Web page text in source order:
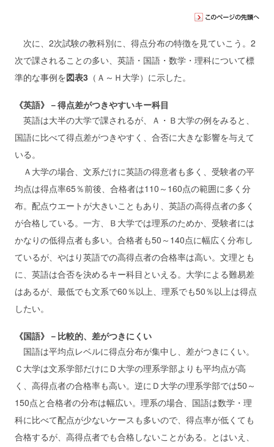
次に、2次試験の教科別に、得点分布の特徴を見ていこう。2
次で課されることの多い、英語・国語・数学・理科について標
準的な事例を図表3 （Ａ～Ｈ大学）に示した。
《英語》－得点差がつきやすいキー科目
英語は大半の大学で課されるが、Ａ・Ｂ大学の例をみると、
国語に比べて得点差がつきやすく、合否に大きな影響を与えて
いる。
Ａ大学の場合、文系だけに英語の得意者も多く、受験者の平
均点は得点率65％前後、合格者は110～160点の範囲に多く分
布。配点ウエートが大きいこともあり、英語の高得点者の多く
が合格している。一方、Ｂ大学では理系のためか、受験者には
かなりの低得点者も多い。合格者も50～140点に幅広く分布し
ているが、やはり英語での高得点者の合格率は高い。文理とも
に、英語は合否を決めるキー科目といえる。大学による難易差
はあるが、最低でも文系で60％以上、理系でも50％以上は得点
したい。
《国語》－比較的、差がつきにくい
国語は平均点レベルに得点分布が集中し、差がつきにくい。
Ｃ大学は文系学部だけにＤ大学の理系学部よりも平均点が高
く、高得点者の合格率も高い。逆にＤ大学の理系学部では50～
150点と合格者の分布は幅広い。理系の場合、国語は数学・理
科に比べて配点が少ないケースも多いので、得点率が低くても
合格するが、高得点者でも合格しないことがある。とはいえ、